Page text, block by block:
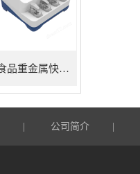
食品重金属快速检测仪
公司简介